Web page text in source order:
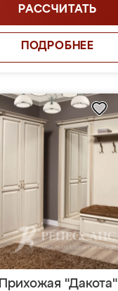
РАССЧИТАТЬ
ПОДРОБНЕЕ
Прихожая "Дакота"